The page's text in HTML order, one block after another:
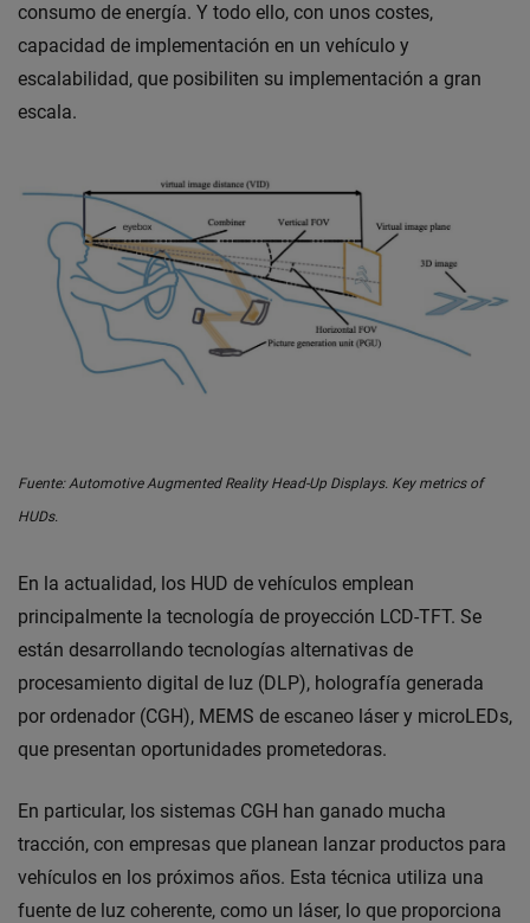
consumo de energía. Y todo ello, con unos costes,
capacidad de implementación en un vehículo y
escalabilidad, que posibiliten su implementación a gran
escala.
Fuente: Automotive Augmented Reality Head-Up Displays. Key metrics of
HUDs.
En la actualidad, los HUD de vehículos emplean
principalmente la tecnología de proyección LCD-TFT. Se
están desarrollando tecnologías alternativas de
procesamiento digital de luz (DLP), holografía generada
por ordenador (CGH), MEMS de escaneo láser y microLEDs,
que presentan oportunidades prometedoras.
En particular, los sistemas CGH han ganado mucha
tracción, con empresas que planean lanzar productos para
vehículos en los próximos años. Esta técnica utiliza una
fuente de luz coherente, como un láser, lo que proporciona